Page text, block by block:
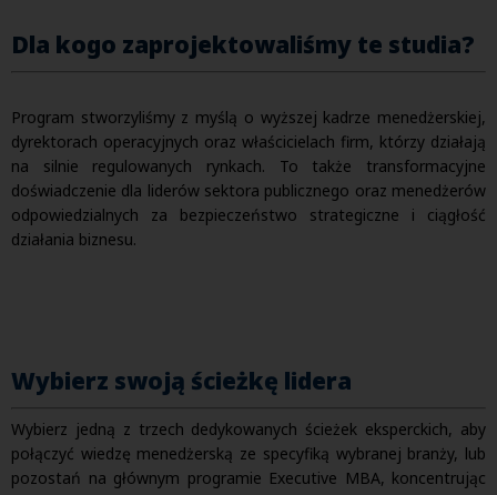
Dla kogo zaprojektowaliśmy te studia?
Program stworzyliśmy z myślą o wyższej kadrze menedżerskiej,
dyrektorach operacyjnych oraz właścicielach firm, którzy działają
na silnie regulowanych rynkach. To także transformacyjne
doświadczenie dla liderów sektora publicznego oraz menedżerów
odpowiedzialnych za bezpieczeństwo strategiczne i ciągłość
działania biznesu.
Wybierz swoją ścieżkę lidera
Wybierz jedną z trzech dedykowanych ścieżek eksperckich, aby
połączyć wiedzę menedżerską ze specyfiką wybranej branży, lub
pozostań na głównym programie Executive MBA, koncentrując